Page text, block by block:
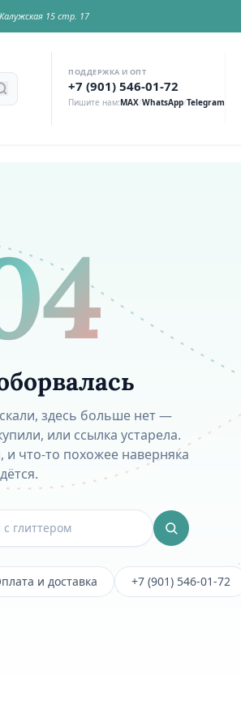
15 стр. 17
ПОДДЕРЖКА И ОПТ
+7 (901) 546-01-72
Пишите нам:MAX/WhatsApp/Telegram
здесь больше нет —
или ссылка устарела.
и что-то похожее наверняка
и доставка +7 (901) 546-01-72